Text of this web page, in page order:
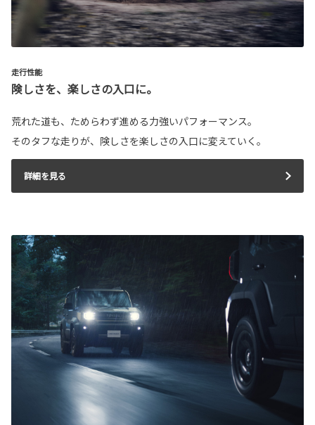
走行性能
険しさを、楽しさの入口に。
荒れた道も、ためらわず進める力強いパフォーマンス。
そのタフな走りが、険しさを楽しさの入口に変えていく。
詳細を見る